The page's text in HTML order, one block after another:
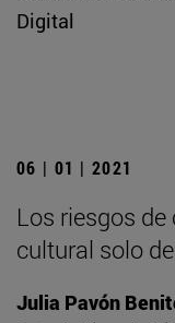
Digital
06 | 01 | 2021
Los riesgos
cultural solo
Julia Pavón